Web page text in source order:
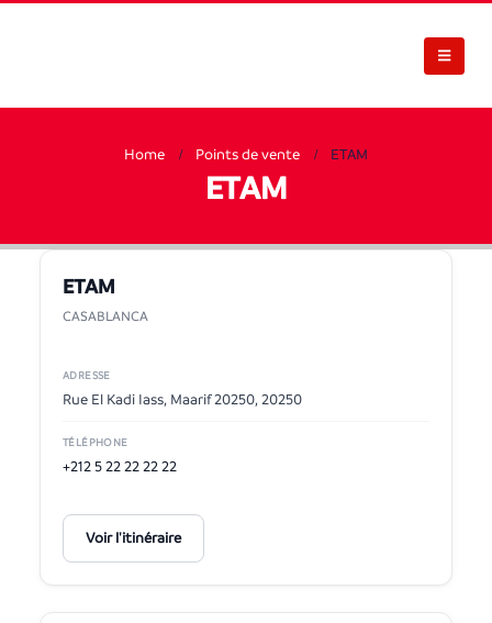
Home Points de vente ETAM
ETAM
ETAM
CASABLANCA
ADRESSE
Rue El Kadi Iass, Maarif 20250, 20250
TÉLÉPHONE
+212 5 22 22 22 22
Voir l'itinéraire